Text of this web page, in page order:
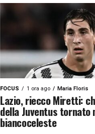
FOCUS 1 ora ago Maria Floris
Lazio, riecco Miretti:
della Juventus tornato
biancoceleste